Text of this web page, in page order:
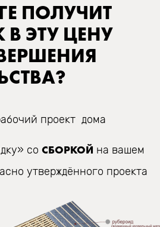
ПОЛУЧИТ
ЭТУ ЦЕНУ
проект дома
со СБОРКОЙ на вашем
утверждённого проекта